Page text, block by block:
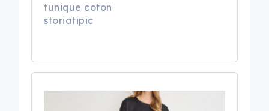
tunique coton
storiatipic